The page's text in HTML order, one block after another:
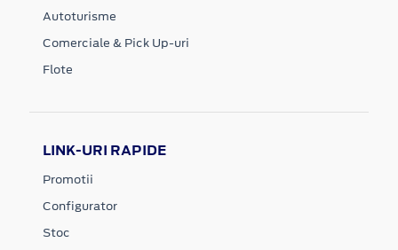
Autoturisme
Comerciale & Pick Up-uri
Flote
LINK-URI RAPIDE
Promotii
Configurator
Stoc